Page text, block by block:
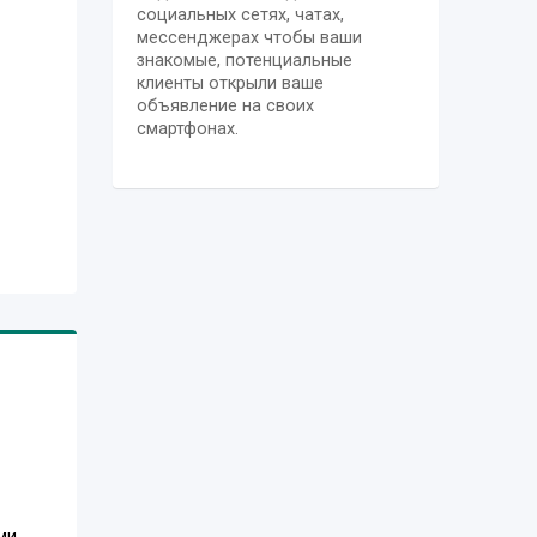
социальных сетях, чатах,
мессенджерах чтобы ваши
знакомые, потенциальные
клиенты открыли ваше
объявление на своих
смартфонах.